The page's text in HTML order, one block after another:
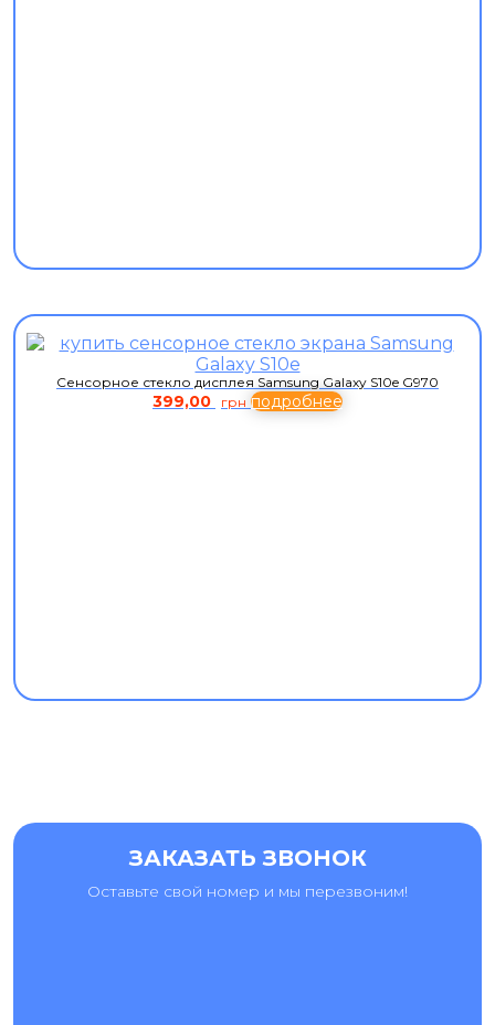
Сенсорное стекло дисплея Samsung Galaxy S10e G970
399,00 грн подробнее
ЗАКАЗАТЬ ЗВОНОК
Оставьте свой номер и мы перезвоним!